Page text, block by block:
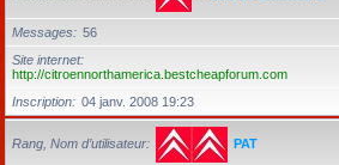
Messages
56
Site internet
http://citroennorthamerica.bestcheapforum.com
Inscription
04 janv. 2008 19:23
Rang, Nom d’utilisateur PAT